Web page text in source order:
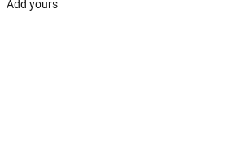
Add yours